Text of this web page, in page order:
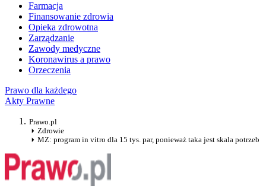
Farmacja
Finansowanie zdrowia
Opieka zdrowotna
Zarządzanie
Zawody medyczne
Koronawirus a prawo
Orzeczenia
Prawo dla każdego
Akty Prawne
Prawo.pl
Zdrowie
MZ: program in vitro dla 15 tys. par, ponieważ taka jest skala potrzeb